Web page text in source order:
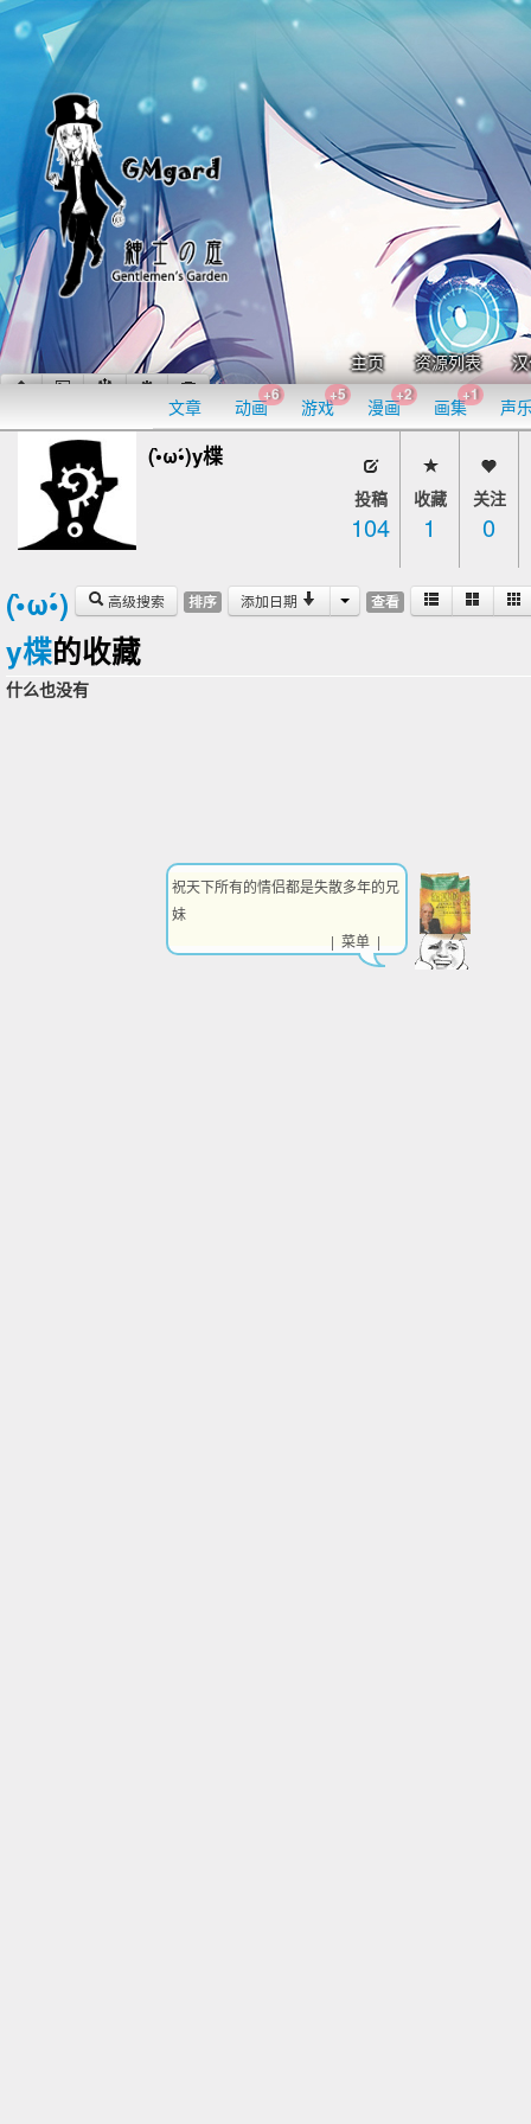
主页 资源列表
文章 动画
+6
游戏
+5
漫画
+2
画集
+1
声
投稿
104
收藏
1
关注
0
(•̀ω•́)y楪
高级搜索 排序 添加日期 查看
(•̀ω•́)
y楪的收藏
什么也没有
祝天下所有的情侣都是失散多年的兄
妹
| 菜单 |